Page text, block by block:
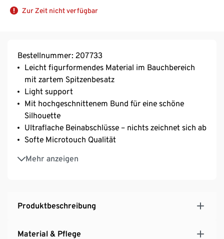
Zur Zeit nicht verfügbar
Bestellnummer: 207733
Leicht figurformendes Material im Bauchbereich
mit zartem Spitzenbesatz
Light support
Mit hochgeschnittenem Bund für eine schöne
Silhouette
Ultraflache Beinabschlüsse – nichts zeichnet sich ab
Softe Microtouch Qualität
Mehr anzeigen
Mit hochwertigem Markenelasthan für
Langlebigkeit und hohe Waschbeständigkeit
Produktbeschreibung
Material & Pflege